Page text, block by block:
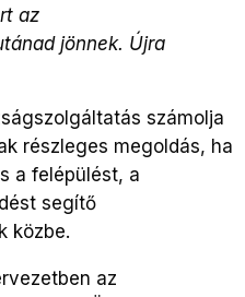
az
jönnek. Újra
számolja
részleges megoldás, ha
a felépülést, a
segítő
közbe.
az